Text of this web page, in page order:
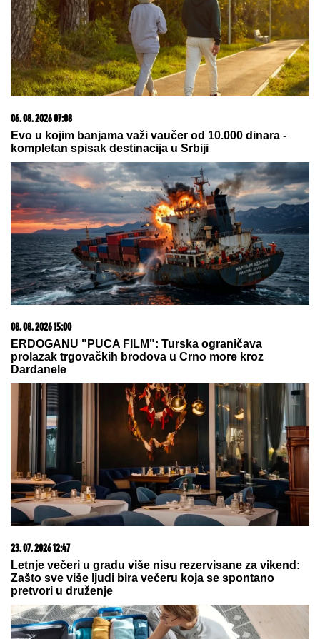
NEZAPAMĆENO U DOMAĆEM FUDBALU!Srbija
govori o potezu Radomira Kokovića (VIDEO)
Preko Španije i Poljske do Belgije:
Bivši napadač Partizana ima novi
ZEMLjOTRES U VOJSCI SAD! Još
jedan američki general u Evropi
HITNO SMENjEN – Pentagon
povukao drastičan potez usred
tenzija!
by Aklamator
03. 08. 2026 07:31
25.000 kupaca već kupuje uz PerSu Extra. A ti? Saznaj
više
05. 08. 2026 14:12
Koliko visoku temperaturu ljudsko telo može da izdrži?